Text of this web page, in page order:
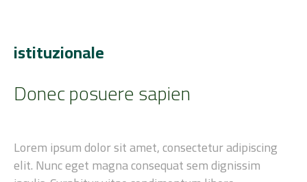
istituzionale
Donec posuere sapien
Lorem ipsum dolor sit amet, consectetur adipiscing
elit. Nunc eget magna consequat sem dignissim